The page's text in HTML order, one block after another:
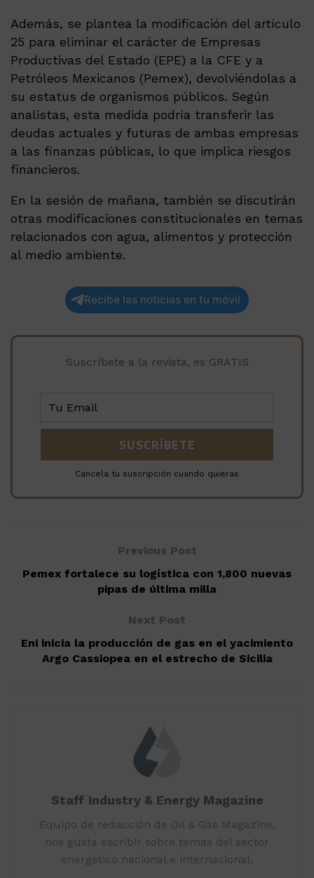
Además, se plantea la modificación del artículo
25 para eliminar el carácter de Empresas
Productivas del Estado (EPE) a la CFE y a
Petróleos Mexicanos (Pemex), devolviéndolas a
su estatus de organismos públicos. Según
analistas, esta medida podría transferir las
deudas actuales y futuras de ambas empresas
a las finanzas públicas, lo que implica riesgos
financieros.
En la sesión de mañana, también se discutirán
otras modificaciones constitucionales en temas
relacionados con agua, alimentos y protección
al medio ambiente.
Recibe las noticias en tu móvil
Suscríbete a la revista, es GRATIS
Cancela tu suscripción cuando quieras
Previous Post
Pemex fortalece su logística con 1,800 nuevas
pipas de última milla
Next Post
Eni inicia la producción de gas en el yacimiento
Argo Cassiopea en el estrecho de Sicilia
Staff Industry & Energy Magazine
Equipo de redacción de Oil & Gas Magazine,
nos gusta escribir sobre temas del sector
energético nacional e internacional.